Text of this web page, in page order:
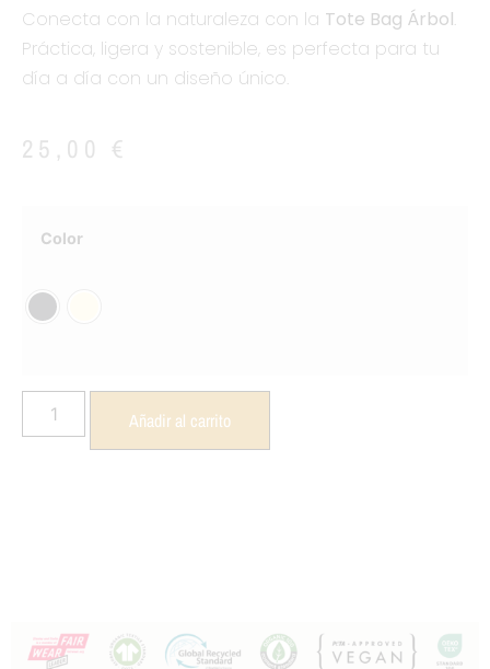
Conecta con la naturaleza con la Tote Bag Árbol.
Práctica, ligera y sostenible, es perfecta para tu
día a día con un diseño único.
25,00 €
Color
Añadir al carrito